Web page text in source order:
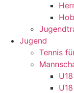
Jugend
Tennis